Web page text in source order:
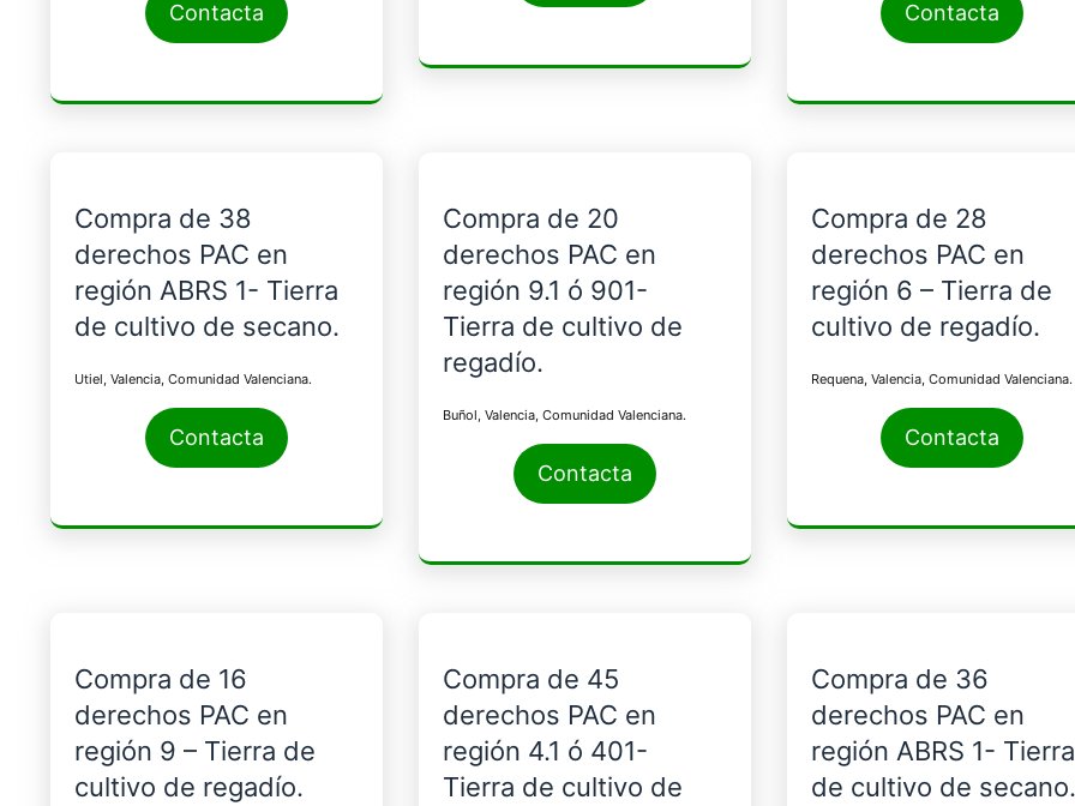
Contacta Contacta
Compra de 38
derechos PAC en
región ABRS 1- Tierra
de cultivo de secano.
Utiel, Valencia, Comunidad Valenciana.
Contacta
Compra de 20
derechos PAC en
región 9.1 ó 901-
Tierra de cultivo de
regadío.
Buñol, Valencia, Comunidad Valenciana.
Contacta
Compra de 28
derechos PAC en
región 6 – Tierra de
cultivo de regadío.
Requena, Valencia, Comunidad Valenciana.
Contacta
Compra de 16
derechos PAC en
región 9 – Tierra de
cultivo de regadío.
Compra de 45
derechos PAC en
región 4.1 ó 401-
Tierra de cultivo de
Compra de 36
derechos PAC en
región ABRS 1- Tierra
de cultivo de secano.